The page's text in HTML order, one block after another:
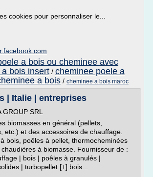
cookies pour personnaliser le...
a bois ou cheminee avec
a bois insert / cheminee poele a
a bois / cheminee a bois maroc
| Italie | entreprises
SRL
biomasses en général (pellets,
etc.) et des accessoires de chauffage.
bois, poêles à pellet, thermocheminées
à biomasse. Fournisseur de :
| bois | poêles à granulés |
| turbopellet [+] bois...